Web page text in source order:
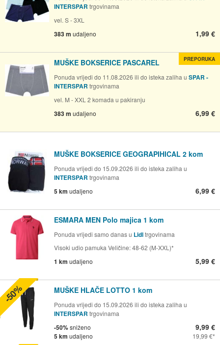
INTERSPAR trgovinama
vel. S - 3XL
383 m udaljeno 1,99 €
MUŠKE BOKSERICE PASCAREL
Ponuda vrijedi do 11.08.2026 ili do isteka zaliha u SPAR -
INTERSPAR trgovinama
vel. M - XXL 2 komada u pakiranju
383 m udaljeno 6,99 €
PREPORUKA
MUŠKE BOKSERICE GEOGRAPIHICAL 2 kom
Ponuda vrijedi do 15.09.2026 ili do isteka zaliha u
INTERSPAR trgovinama
5 km udaljeno 6,99 €
ESMARA MEN Polo majica 1 kom
Ponuda vrijedi samo danas u Lidltrgovinama
Visoki udio pamuka Veličine: 48-62 (M-XXL)*
1 km udaljeno 5,99 €
MUŠKE HLAČE LOTTO 1 kom
Ponuda vrijedi do 15.09.2026 ili do isteka zaliha u
INTERSPAR trgovinama
-50%sniženo
5 km udaljeno
9,99 €
19,99 €
-50%